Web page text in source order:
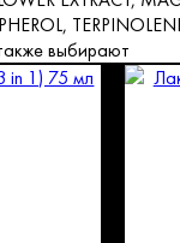
выбирают